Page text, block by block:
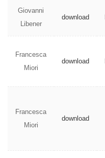
Giovanni
Libener
download
Francesca
Miori
download
Francesca
Miori
download